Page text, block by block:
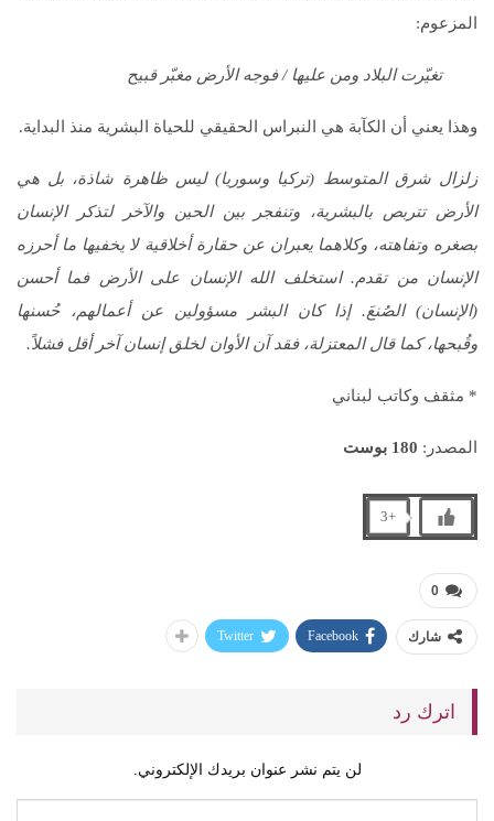
المزعوم:
تغيّرت البلاد ومن عليها / فوجه الأرض مغبّر قبيح
وهذا يعني أن الكآبة هي النبراس الحقيقي للحياة البشرية منذ البداية.
زلزال شرق المتوسط (تركيا وسوريا) ليس ظاهرة شاذة، بل هي
الأرض تتربص بالبشرية، وتنفجر بين الحين والآخر لتذكر الإنسان
بصغره وتفاهته، وكلاهما يعبران عن حقارة أخلاقية لا يخفيها ما أحرزه
الإنسان من تقدم. استخلف الله الإنسان على الأرض فما أحسن
(الإنسان) الصُنعَ. إذا كان البشر مسؤولين عن أعمالهم، حُسنها
وقُبحها، كما قال المعتزلة، فقد آن الأوان لخلق إنسان آخر أقل فشلاً.
* مثقف وكاتب لبناني
المصدر: 180 بوست
+3
0
شارك Facebook
Twitter
اترك رد
لن يتم نشر عنوان بريدك الإلكتروني.